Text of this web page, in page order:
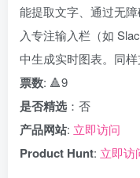
能提取文字、通过无
入专注输入栏（如
中生成实时图表。同样
票数: 🔺9
是否精选 ：否
产品网站: 立即访问
Product Hunt: 立即访